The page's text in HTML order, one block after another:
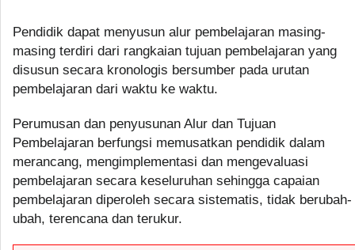
Pendidik dapat menyusun alur pembelajaran masing-
masing terdiri dari rangkaian tujuan pembelajaran yang
disusun secara kronologis bersumber pada urutan
pembelajaran dari waktu ke waktu.
Perumusan dan penyusunan Alur dan Tujuan
Pembelajaran berfungsi memusatkan pendidik dalam
merancang, mengimplementasi dan mengevaluasi
pembelajaran secara keseluruhan sehingga capaian
pembelajaran diperoleh secara sistematis, tidak berubah-
ubah, terencana dan terukur.